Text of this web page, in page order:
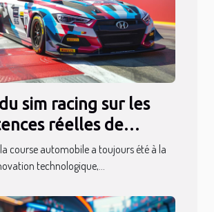
sim racing sur les
réelles de
des pilotes
course automobile a toujours été à la
technologique,...